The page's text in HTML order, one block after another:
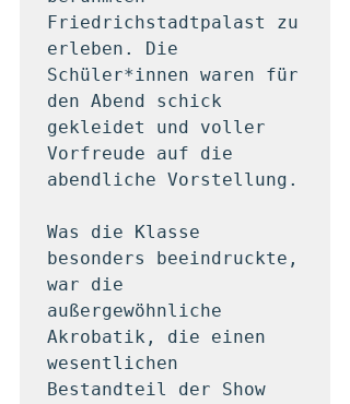
Friedrichstadtpalast zu
erleben. Die
Schüler*innen waren für
den Abend schick
gekleidet und voller
Vorfreude auf die
abendliche Vorstellung.
Was die Klasse
besonders beeindruckte,
war die
außergewöhnliche
Akrobatik, die einen
wesentlichen
Bestandteil der Show